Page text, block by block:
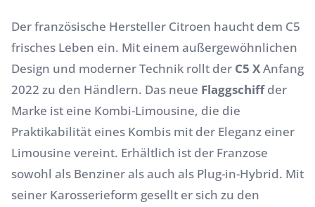
Der französische Hersteller Citroen haucht dem C5
frisches Leben ein. Mit einem außergewöhnlichen
Design und moderner Technik rollt der C5 XAnfang
2022 zu den Händlern. Das neue Flaggschiffder
Marke ist eine Kombi-Limousine, die die
Praktikabilität eines Kombis mit der Eleganz einer
Limousine vereint. Erhältlich ist der Franzose
sowohl als Benziner als auch als Plug-in-Hybrid. Mit
seiner Karosserieform gesellt er sich zu den